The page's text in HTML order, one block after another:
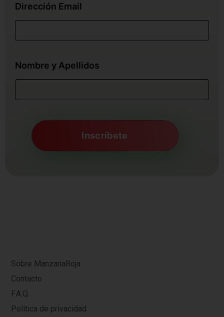
Dirección Email
Nombre y Apellidos
Sobre ManzanaRoja
Contacto
F.A.Q.
Política de privacidad